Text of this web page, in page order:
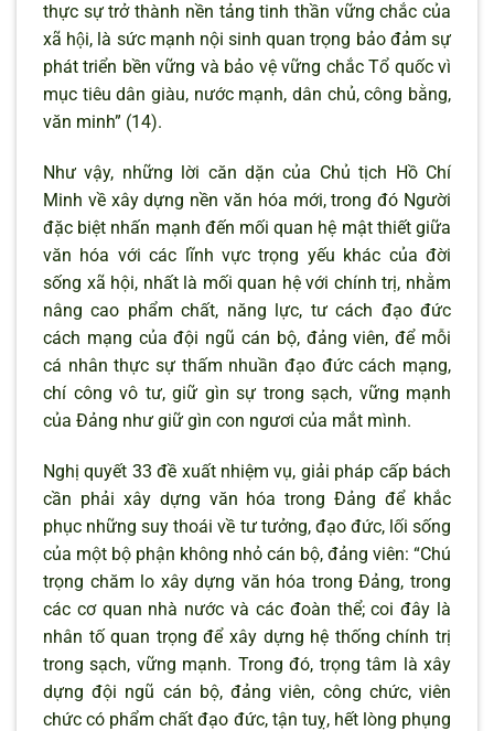
thực sự trở thành nền tảng tinh thần vững chắc của
xã hội, là sức mạnh nội sinh quan trọng bảo đảm sự
phát triển bền vững và bảo vệ vững chắc Tổ quốc vì
mục tiêu dân giàu, nước mạnh, dân chủ, công bằng,
văn minh” (14).
Như vậy, những lời căn dặn của Chủ tịch Hồ Chí
Minh về xây dựng nền văn hóa mới, trong đó Người
đặc biệt nhấn mạnh đến mối quan hệ mật thiết giữa
văn hóa với các lĩnh vực trọng yếu khác của đời
sống xã hội, nhất là mối quan hệ với chính trị, nhằm
nâng cao phẩm chất, năng lực, tư cách đạo đức
cách mạng của đội ngũ cán bộ, đảng viên, để mỗi
cá nhân thực sự thấm nhuần đạo đức cách mạng,
chí công vô tư, giữ gìn sự trong sạch, vững mạnh
của Đảng như giữ gìn con ngươi của mắt mình.
Nghị quyết 33 đề xuất nhiệm vụ, giải pháp cấp bách
cần phải xây dựng văn hóa trong Đảng để khắc
phục những suy thoái về tư tưởng, đạo đức, lối sống
của một bộ phận không nhỏ cán bộ, đảng viên: “Chú
trọng chăm lo xây dựng văn hóa trong Đảng, trong
các cơ quan nhà nước và các đoàn thể; coi đây là
nhân tố quan trọng để xây dựng hệ thống chính trị
trong sạch, vững mạnh. Trong đó, trọng tâm là xây
dựng đội ngũ cán bộ, đảng viên, công chức, viên
chức có phẩm chất đạo đức, tận tuỵ, hết lòng phụng